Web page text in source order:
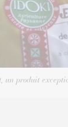
un produit